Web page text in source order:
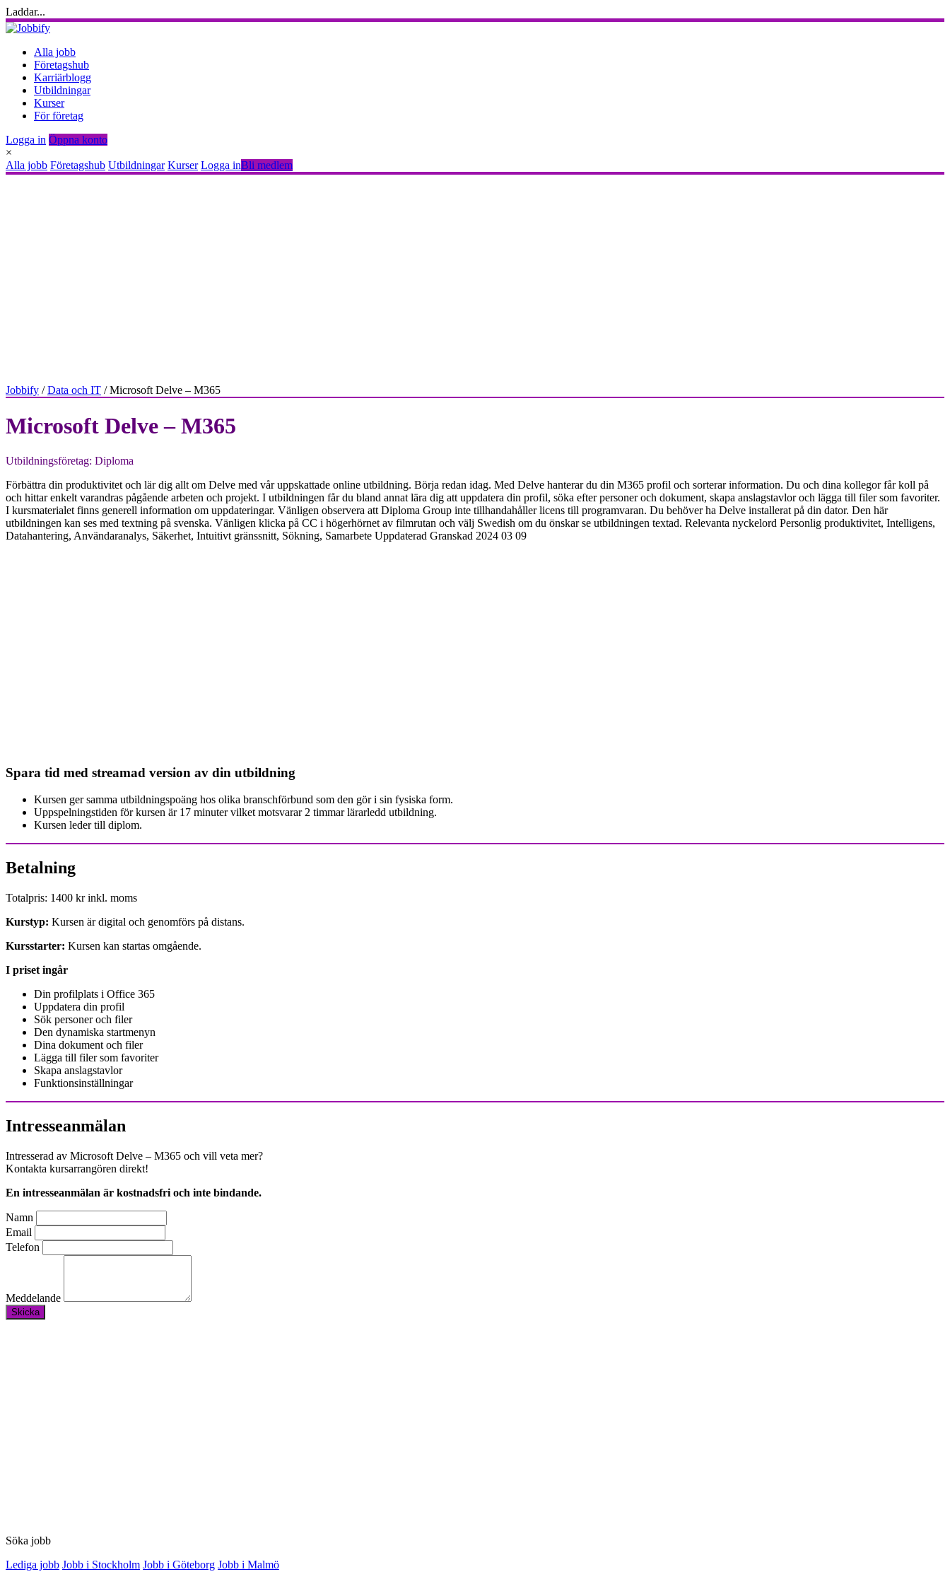
Laddar...
Alla jobb
Företagshub
Karriärblogg
Utbildningar
Kurser
För företag
Logga in Öppna konto
×
Alla jobb Företagshub Utbildningar Kurser Logga inBli medlem
Jobbify /Data och IT / Microsoft Delve – M365
Microsoft Delve – M365
Utbildningsföretag: Diploma
Förbättra din produktivitet och lär dig allt om Delve med vår uppskattade online utbildning. Börja redan idag. Med Delve hanterar du din M365 profil och sorterar information. Du och dina kollegor får koll på
och hittar enkelt varandras pågående arbeten och projekt. I utbildningen får du bland annat lära dig att uppdatera din profil, söka efter personer och dokument, skapa anslagstavlor och lägga till filer som favoriter.
I kursmaterialet finns generell information om uppdateringar. Vänligen observera att Diploma Group inte tillhandahåller licens till programvaran. Du behöver ha Delve installerat på din dator. Den här
utbildningen kan ses med textning på svenska. Vänligen klicka på CC i högerhörnet av filmrutan och välj Swedish om du önskar se utbildningen textad. Relevanta nyckelord Personlig produktivitet, Intelligens,
Datahantering, Användaranalys, Säkerhet, Intuitivt gränssnitt, Sökning, Samarbete Uppdaterad Granskad 2024 03 09
Spara tid med streamad version av din utbildning
Kursen ger samma utbildningspoäng hos olika branschförbund som den gör i sin fysiska form.
Uppspelningstiden för kursen är 17 minuter vilket motsvarar 2 timmar lärarledd utbildning.
Kursen leder till diplom.
Betalning
Totalpris: 1400 kr inkl. moms
Kurstyp: Kursen är digital och genomförs på distans.
Kursstarter: Kursen kan startas omgående.
I priset ingår
Din profilplats i Office 365
Uppdatera din profil
Sök personer och filer
Den dynamiska startmenyn
Dina dokument och filer
Lägga till filer som favoriter
Skapa anslagstavlor
Funktionsinställningar
Intresseanmälan
Intresserad av Microsoft Delve – M365 och vill veta mer?
Kontakta kursarrangören direkt!
En intresseanmälan är kostnadsfri och inte bindande.
Namn
Email
Telefon
Meddelande
Skicka
Söka jobb
Lediga jobb Jobb i Stockholm Jobb i Göteborg Jobb i Malmö